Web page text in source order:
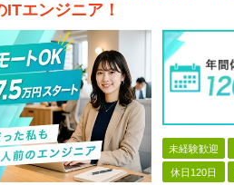
ITエンジニア！
未経験歓迎
休日120日